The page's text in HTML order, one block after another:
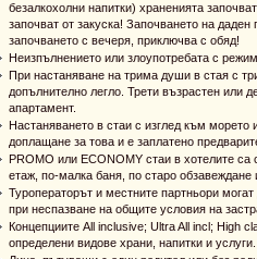
безалкохолни напитки) храненията
започват от закуска! Започването на
започването с вечеря, приключва с обяд!
Неизпълнението или злоупотребата с
При настаняване на трима души в стая с
допълнително легло. Трети възрастен или
апартамент.
Настаняването в стаи с изглед към морето
доплащане за това и е заплатено
PROMO или ECONOMY стаи в хотелите
етаж, по-малка баня, по старо обзавеждане
Туроператорът и местните партньори
при неспазване на общите условия на
Концепциите All inclusive; Ultra All incl; High
определени видове храни, напитки и услуги.